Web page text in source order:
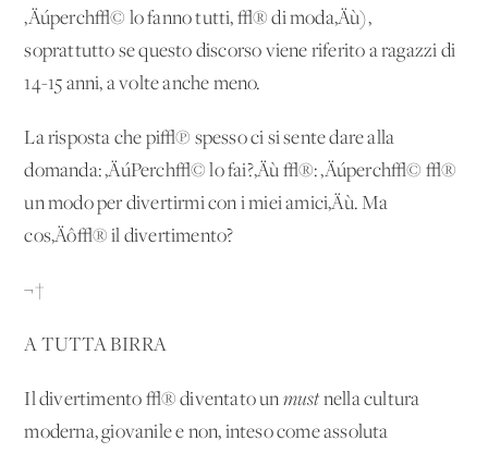
‚Äúperch√© lo fanno tutti, √® di moda‚Äù),
soprattutto se questo discorso viene riferito a ragazzi di
14-15 anni, a volte anche meno.
La risposta che pi√π spesso ci si sente dare alla
domanda: ‚ÄúPerch√© lo fai?‚Äù √®: ‚Äúperch√© √®
un modo per divertirmi con i miei amici‚Äù. Ma
cos‚Äô√® il divertimento?
¬†
A TUTTA BIRRA
Il divertimento √® diventato un must nella cultura
moderna, giovanile e non, inteso come assoluta